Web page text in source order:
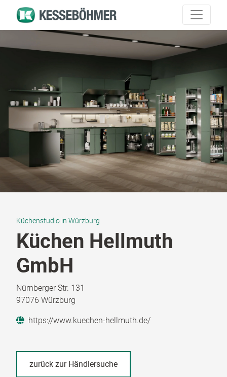
Küchenstudio in Würzburg
Küchen Hellmuth
GmbH
Nürnberger Str. 131
97076 Würzburg
https://www.kuechen-hellmuth.de/
zurück zur Händlersuche